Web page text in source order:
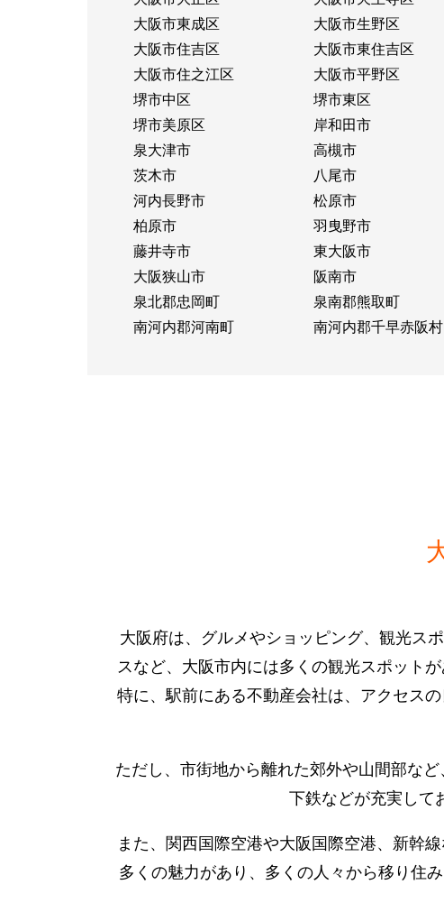
大阪市東成区
大阪市生野区
大阪市住吉区
大阪市東住吉区
大阪市住之江区
大阪市平野区
堺市中区
堺市東区
堺市美原区
岸和田市
泉大津市
高槻市
茨木市
八尾市
河内長野市
松原市
柏原市
羽曳野市
藤井寺市
東大阪市
大阪狭山市
阪南市
泉北郡忠岡町
泉南郡熊取町
南河内郡河南町
南河内郡千早赤阪村
大阪府は、グルメやショッピング、観光ス
スなど、大阪市内には多くの観光スポット
特に、駅前にある不動産会社は、アクセス
ただし、市街地から離れた郊外や山間部な
下鉄などが充実して
また、関西国際空港や大阪国際空港、新幹
多くの魅力があり、多くの人々から移り住